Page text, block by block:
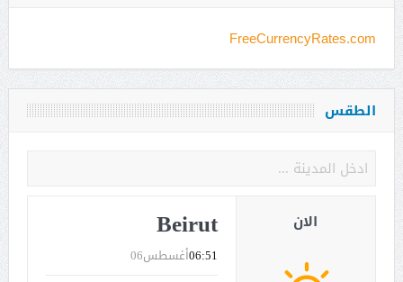
FreeCurrencyRates.com
الطقس
Beirut
أغسطس0606:51
الان